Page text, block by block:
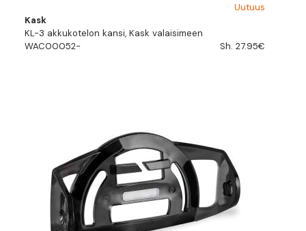
Uutuus
Kask
KL-3 akkukotelon kansi, Kask valaisimeen
WAC00052-
Sh. 27.95€